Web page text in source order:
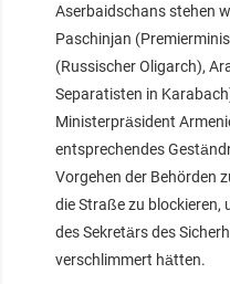
Aserbaidschans stehen
Paschinjan
(Russischer Oligarch),
Separatisten in
Ministerpräsident
entsprechendes
Vorgehen der Behörden
die Straße zu blockieren,
des Sekretärs des
verschlimmert hätten.